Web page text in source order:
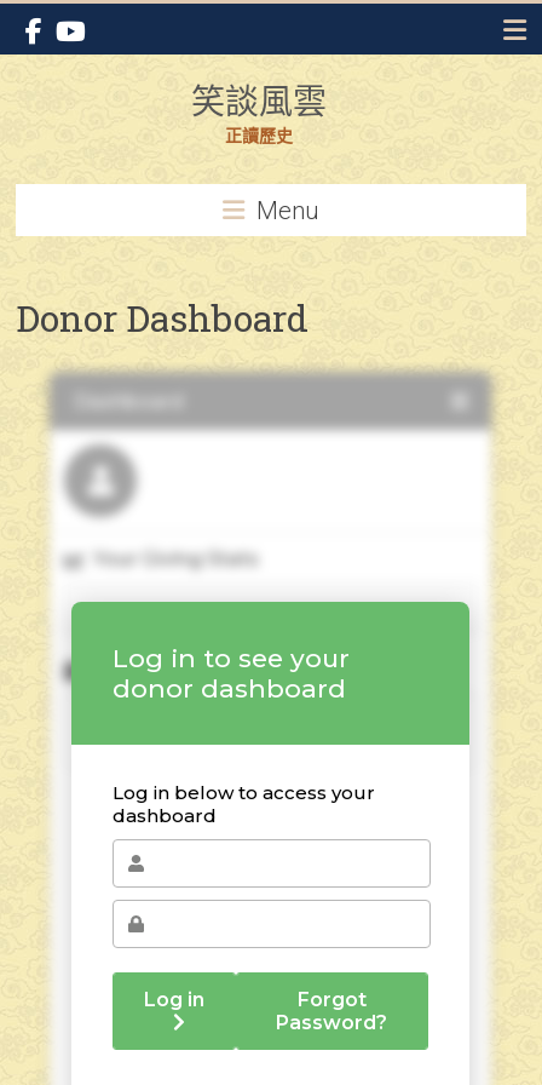
Skip
content
笑談風雲
正讀歷史
Menu
Donor Dashboard